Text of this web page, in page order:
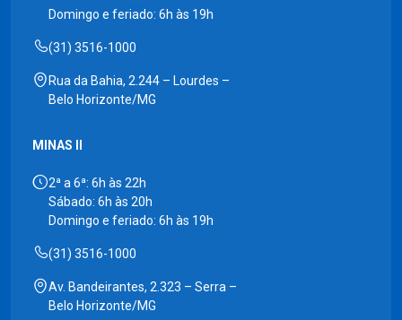
Domingo e feriado: 6h às 19h
(31) 3516-1000
Rua da Bahia, 2.244 – Lourdes –
Belo Horizonte/MG
MINAS II
2ª a 6ª: 6h às 22h
Sábado: 6h às 20h
Domingo e feriado: 6h às 19h
(31) 3516-1000
Av. Bandeirantes, 2.323 – Serra –
Belo Horizonte/MG